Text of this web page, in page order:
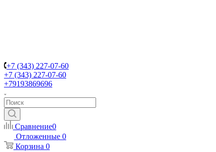
+7 (343) 227-07-60
+7 (343) 227-07-60
+79193869696
Сравнение0
Отложенные 0
Корзина 0